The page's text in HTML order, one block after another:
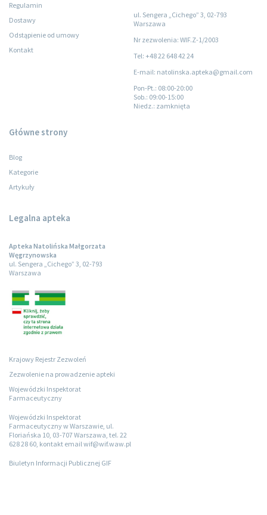
Regulamin
Dostawy
Odstąpienie od umowy
Kontakt
ul. Sengera „Cichego” 3, 02-793
Warszawa
Nr zezwolenia: WIF.Z-1/2003
Tel: +48 22 648 42 24
E-mail: natolinska.apteka@gmail.com
Pon-Pt.: 08:00-20:00
Sob.: 09:00-15:00
Niedz.: zamknięta
Główne strony
Blog
Kategorie
Artykuły
Legalna apteka
Apteka Natolińska Małgorzata
Węgrzynowska
ul. Sengera „Cichego” 3, 02-793
Warszawa
Krajowy Rejestr Zezwoleń
Zezwolenie na prowadzenie apteki
Wojewódzki Inspektorat
Farmaceutyczny
Wojewódzki Inspektorat
Farmaceutyczny w Warszawie, ul.
Floriańska 10, 03-707 Warszawa, tel. 22
628 28 60, kontakt email wif@wif.waw.pl
Biuletyn Informacji Publicznej GIF